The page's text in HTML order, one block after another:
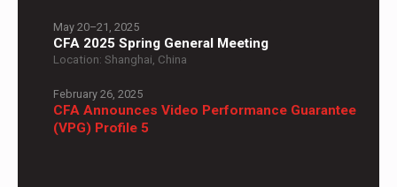
May 20–21, 2025
CFA 2025 Spring General Meeting
Location: Shanghai, China
February 26, 2025
CFA Announces Video Performance Guarantee
(VPG) Profile 5